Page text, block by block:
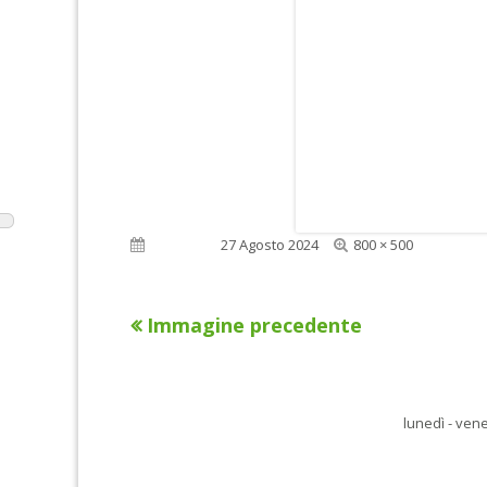
Pubblicato27 Agosto 2024
Dimensione
800 × 500
Immagine precedente
lunedì -